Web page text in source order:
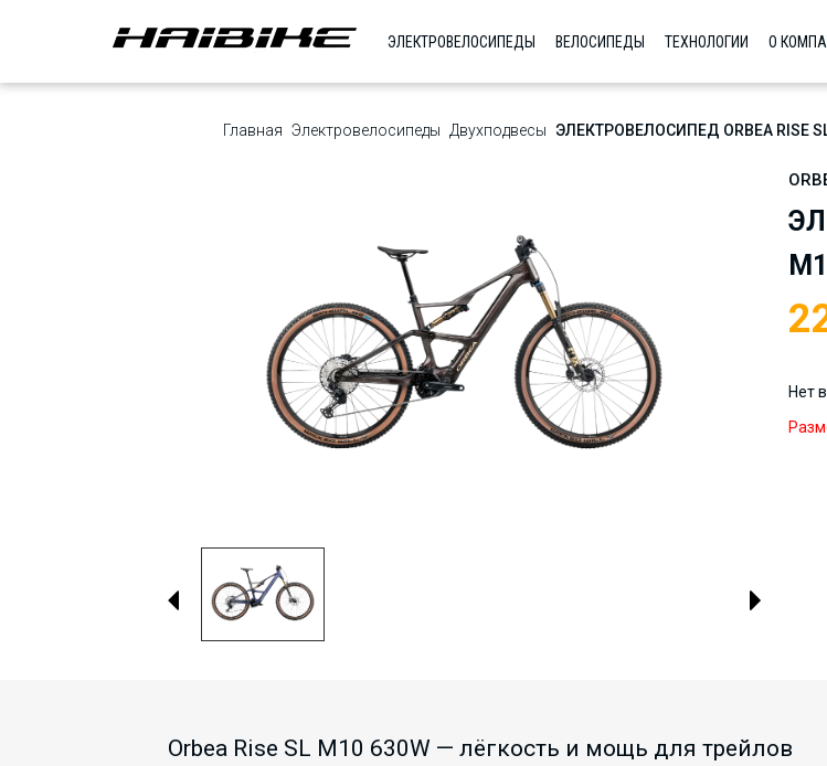
ЭЛЕКТРОВЕЛОСИПЕДЫ ВЕЛОСИПЕДЫ ТЕХНОЛОГИИ О
Главная Электровелосипеды Двухподвесы ЭЛЕКТРОВЕЛОСИПЕД ORBEA RISE
Нет
Orbea Rise SL M10 630W — лёгкость и мощь для трейлов